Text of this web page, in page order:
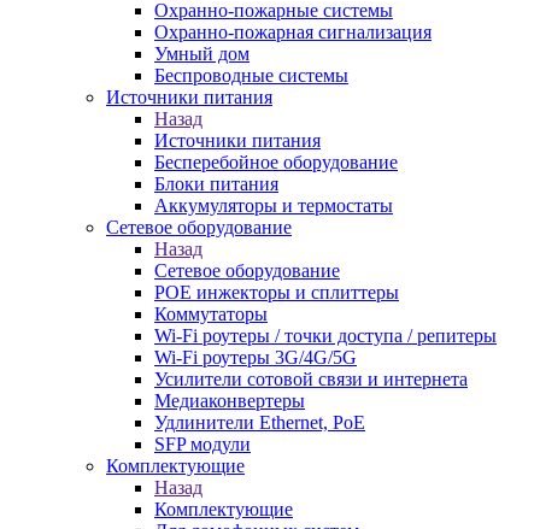
Охранно-пожарные системы
Охранно-пожарная сигнализация
Умный дом
Беспроводные системы
Источники питания
Назад
Источники питания
Бесперебойное оборудование
Блоки питания
Аккумуляторы и термостаты
Сетевое оборудование
Назад
Сетевое оборудование
POE инжекторы и сплиттеры
Коммутаторы
Wi-Fi роутеры / точки доступа / репитеры
Wi-Fi роутеры 3G/4G/5G
Усилители сотовой связи и интернета
Медиаконвертеры
Удлинители Ethernet, PoE
SFP модули
Комплектующие
Назад
Комплектующие